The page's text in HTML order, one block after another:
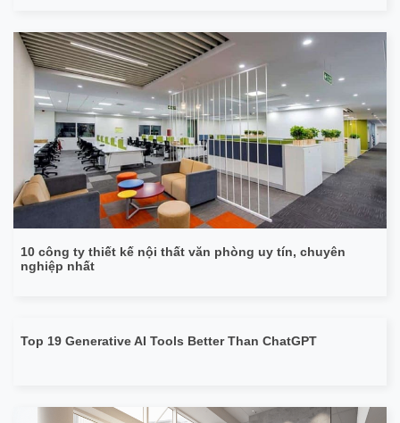
10 công ty thiết kế nội thất văn phòng uy tín, chuyên
nghiệp nhất
Top 19 Generative AI Tools Better Than ChatGPT